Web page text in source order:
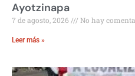
Ayotzinapa
7 de agosto, 2026 No hay
Leer más »